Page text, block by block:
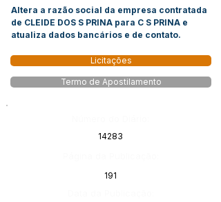
Altera a razão social da empresa contratada
de CLEIDE DOS S PRINA para C S PRINA e
atualiza dados bancários e de contato.
Licitações
Termo de Apostilamento
14283
191